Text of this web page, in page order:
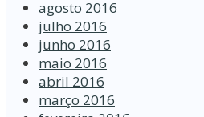
agosto 2016
julho 2016
junho 2016
maio 2016
abril 2016
março 2016